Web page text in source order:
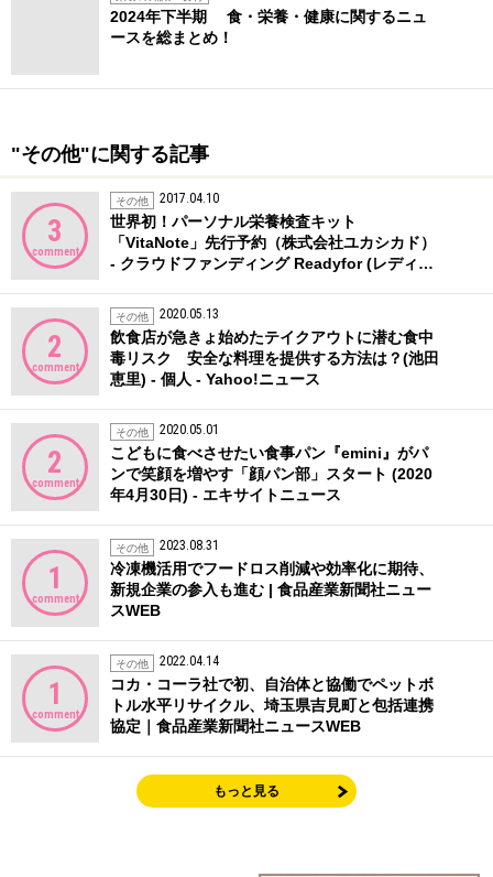
2024年下半期 食・栄養・健康に関するニュ
ースを総まとめ！
"その他"に関する記事
3
comment
その他 2017.04.10
世界初！パーソナル栄養検査キット
「VitaNote」先行予約（株式会社ユカシカド）
- クラウドファンディング Readyfor (レディ…
2
comment
その他 2020.05.13
飲食店が急きょ始めたテイクアウトに潜む食中
毒リスク 安全な料理を提供する方法は？(池田
恵里) - 個人 - Yahoo!ニュース
2
comment
その他 2020.05.01
こどもに食べさせたい食事パン『emini』がパ
ンで笑顔を増やす「顔パン部」スタート (2020
年4月30日) - エキサイトニュース
1
comment
その他 2023.08.31
冷凍機活用でフードロス削減や効率化に期待、
新規企業の参入も進む | 食品産業新聞社ニュー
スWEB
1
comment
その他 2022.04.14
コカ・コーラ社で初、自治体と協働でペットボ
トル水平リサイクル、埼玉県吉見町と包括連携
協定｜食品産業新聞社ニュースWEB
もっと見る